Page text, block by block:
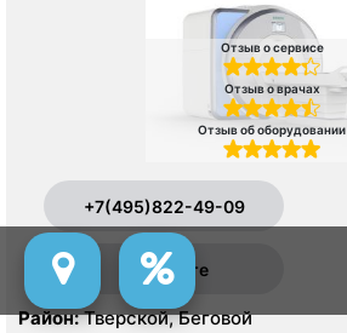
Отзыв о сервисе
Отзыв о врачах
Отзыв об оборудовании
+7(495)822-49-09
На карте
Район:Тверской, Беговой